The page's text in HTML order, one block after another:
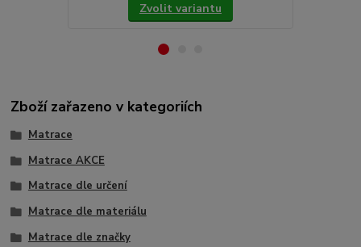
Zvolit variantu
Zboží zařazeno v kategoriích
Matrace
Matrace AKCE
Matrace dle určení
Matrace dle materiálu
Matrace dle značky